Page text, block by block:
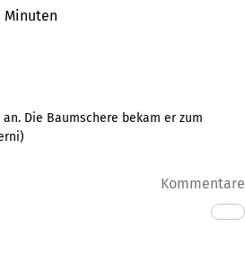
Minuten
Die Baumschere bekam er zum
)
Kommentare